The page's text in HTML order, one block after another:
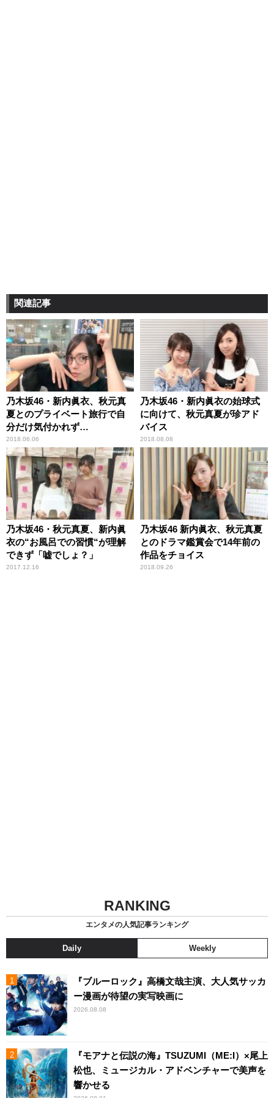
関連記事
乃木坂46・新内眞衣、秋元真
夏とのプライベート旅行で自
分だけ気付かれず…
2018.06.06
乃木坂46・新内眞衣の始球式
に向けて、秋元真夏が珍アド
バイス
2018.08.08
乃木坂46・秋元真夏、新内眞
衣の“お風呂での習慣“が理解
できず「嘘でしょ？」
2017.12.16
乃木坂46 新内眞衣、秋元真夏
とのドラマ鑑賞会で14年前の
作品をチョイス
2018.09.26
RANKING
エンタメの人気記事ランキング
Daily Weekly
『ブルーロック』高橋文哉主演、大人気サッカ
ー漫画が待望の実写映画に
2026.08.08
『モアナと伝説の海』TSUZUMI（ME:I）×尾上
松也、ミュージカル・アドベンチャーで美声を
響かせる